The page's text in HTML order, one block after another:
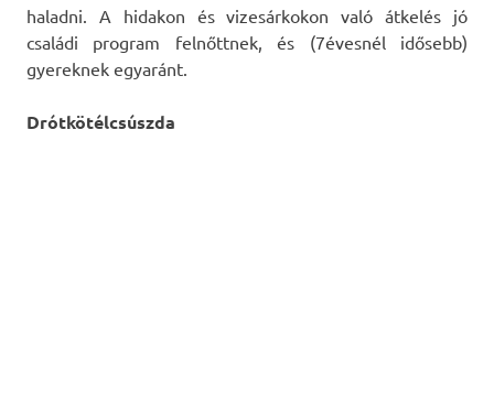
haladni. A hidakon és vizesárkokon való átkelés jó
családi program felnőttnek, és (7évesnél idősebb)
gyereknek egyaránt.
Drótkötélcsúszda